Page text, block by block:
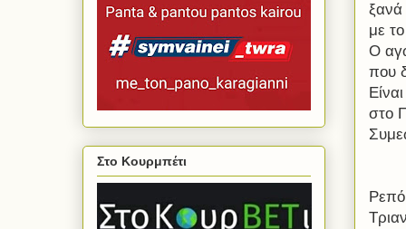
ξανά
με
Ο
που
στο
Στο Κουρμπέτι